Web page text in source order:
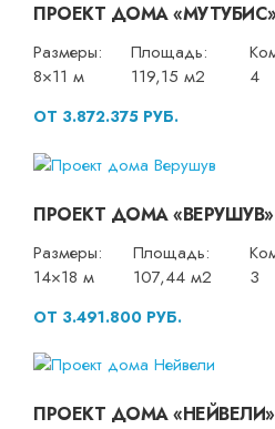
ПРОЕКТ ДОМА «МУТУБИС»
Размеры:
8×11 м
Площадь:
119,15 м2
4
ОТ 3.872.375 РУБ.
ПРОЕКТ ДОМА «ВЕРУШУВ»
Размеры:
14×18 м
Площадь:
107,44 м2
3
ОТ 3.491.800 РУБ.
ПРОЕКТ ДОМА «НЕЙВЕЛИ»